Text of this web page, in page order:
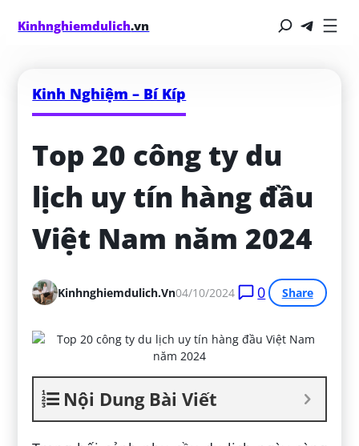
Kinhnghiemdulich.vn
Kinh Nghiệm – Bí Kíp
Top 20 công ty du
lịch uy tín hàng đầu
Việt Nam năm 2024
Kinhnghiemdulich.vn04/10/2024 0 Share
Nội Dung Bài Viết